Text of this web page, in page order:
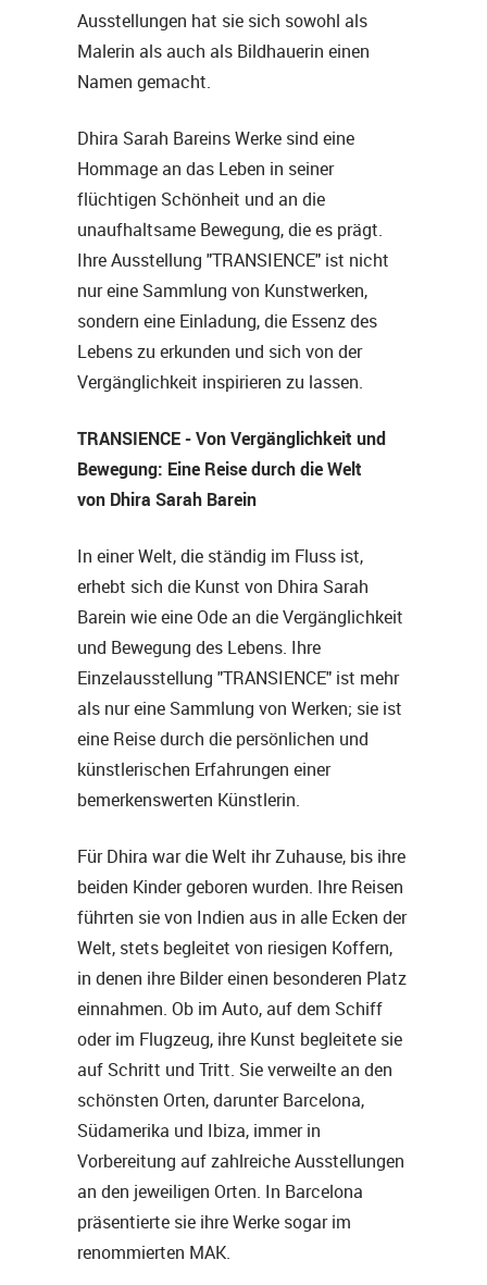
Ausstellungen hat sie sich sowohl als
Malerin als auch als Bildhauerin einen
Namen gemacht.
Dhira Sarah Bareins Werke sind eine
Hommage an das Leben in seiner
flüchtigen Schönheit und an die
unaufhaltsame Bewegung, die es prägt.
Ihre Ausstellung "TRANSIENCE" ist nicht
nur eine Sammlung von Kunstwerken,
sondern eine Einladung, die Essenz des
Lebens zu erkunden und sich von der
Vergänglichkeit inspirieren zu lassen.
TRANSIENCE - Von Vergänglichkeit und
Bewegung: Eine Reise durch die Welt
von Dhira Sarah Barein
In einer Welt, die ständig im Fluss ist,
erhebt sich die Kunst von Dhira Sarah
Barein wie eine Ode an die Vergänglichkeit
und Bewegung des Lebens. Ihre
Einzelausstellung "TRANSIENCE" ist mehr
als nur eine Sammlung von Werken; sie ist
eine Reise durch die persönlichen und
künstlerischen Erfahrungen einer
bemerkenswerten Künstlerin.
Für Dhira war die Welt ihr Zuhause, bis ihre
beiden Kinder geboren wurden. Ihre Reisen
führten sie von Indien aus in alle Ecken der
Welt, stets begleitet von riesigen Koffern,
in denen ihre Bilder einen besonderen Platz
einnahmen. Ob im Auto, auf dem Schiff
oder im Flugzeug, ihre Kunst begleitete sie
auf Schritt und Tritt. Sie verweilte an den
schönsten Orten, darunter Barcelona,
Südamerika und Ibiza, immer in
Vorbereitung auf zahlreiche Ausstellungen
an den jeweiligen Orten. In Barcelona
präsentierte sie ihre Werke sogar im
renommierten MAK.